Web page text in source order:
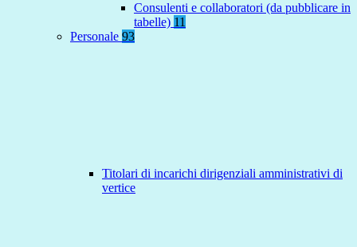
Consulenti e collaboratori (da pubblicare in
tabelle) 11
Personale 93
Titolari di incarichi dirigenziali amministrativi di
vertice